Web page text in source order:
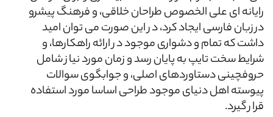
رایانه ای علی الخصوص طراحان خلاقی، و فرهنگ پیشرو
در زبان فارسی ایجاد کرد، در این صورت می توان امید
داشت که تمام و دشواری موجود در ارائه راهکارها، و
شرایط سخت تایپ به پایان رسد و زمان مورد نیاز شامل
حروفچینی دستاوردهای اصلی، و جوابگوی سوالات
پیوسته اهل دنیای موجود طراحی اساسا مورد استفاده
قرار گیرد.